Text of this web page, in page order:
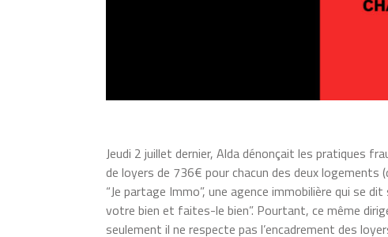
Jeudi 2 juillet dernier, Alda dénonçait les pratiques
de loyers de 736€ pour chacun des deux logements
“Je partage Immo”, une agence immobilière qui se
votre bien et faites-le bien”. Pourtant, ce même
seulement il ne respecte pas l’encadrement des